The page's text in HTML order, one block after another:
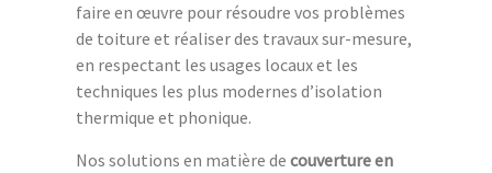
faire en œuvre pour résoudre vos problèmes
de toiture et réaliser des travaux sur-mesure,
en respectant les usages locaux et les
techniques les plus modernes d’isolation
thermique et phonique.
Nos solutions en matière de couverture en